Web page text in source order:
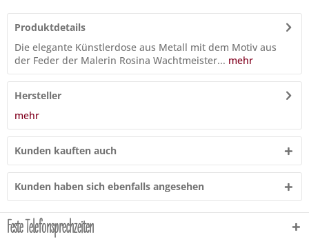
Produktdetails
Die elegante Künstlerdose aus Metall mit dem Motiv aus
der Feder der Malerin Rosina Wachtmeister... mehr
Hersteller
mehr
Kunden kauften auch
Kunden haben sich ebenfalls angesehen
Feste Telefonsprechzeiten